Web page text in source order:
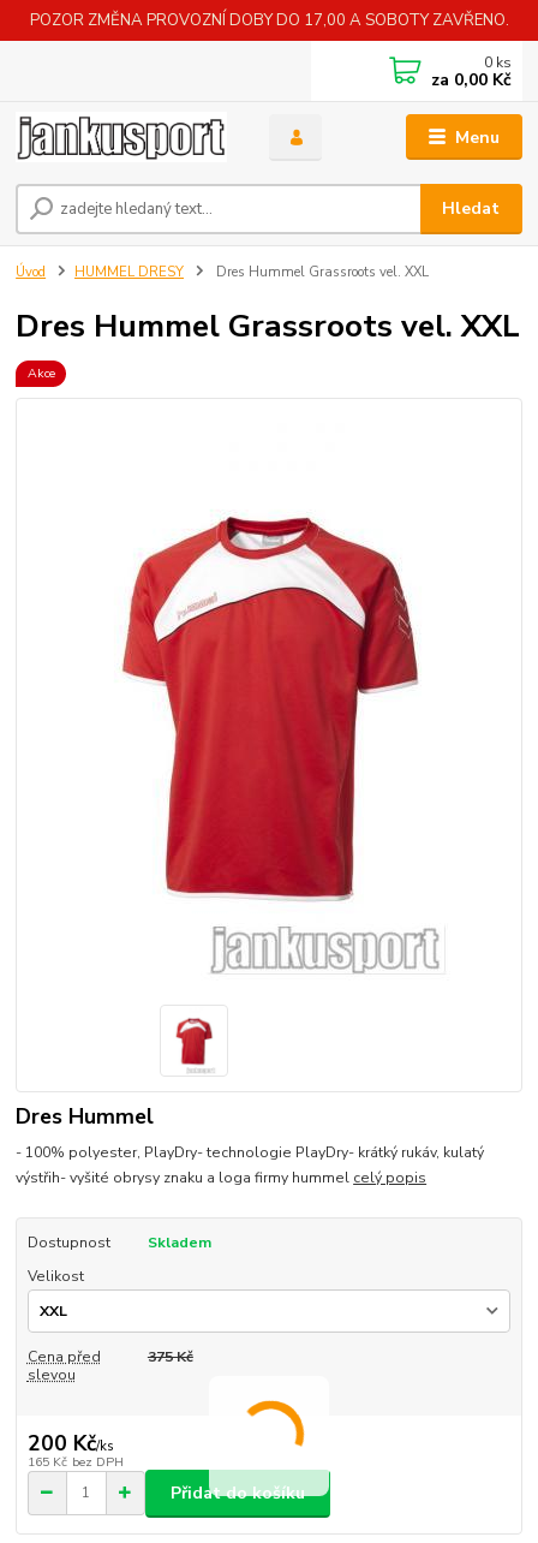
POZOR ZMĚNA PROVOZNÍ DOBY DO 17,00 A SOBOTY ZAVŘENO.
Menu
Hledat
0 ks
za 0,00 Kč
Úvod HUMMEL DRESY Dres Hummel Grassroots vel. XXL
Dres Hummel Grassroots vel. XXL
Akce
Dres Hummel
- 100% polyester, PlayDry- technologie PlayDry- krátký rukáv, kulatý
výstřih- vyšité obrysy znaku a loga firmy hummel celý popis
Dostupnost
Skladem
Velikost
Cena před
slevou
375 Kč
200 Kč/ks
165 Kč bez DPH
Přidat do košíku